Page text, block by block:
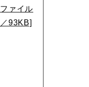
ファイル
／93KB]